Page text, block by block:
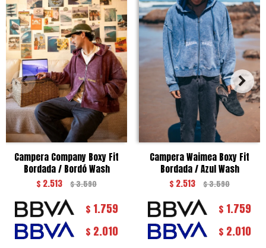
Campera Company Boxy Fit
Bordada / Bordó Wash
$ 2.513 $3.590
$ 1.759
$ 2.010
Campera Waimea Boxy Fit
Bordada / Azul Wash
$ 2.513 $3.590
$ 1.759
$ 2.010